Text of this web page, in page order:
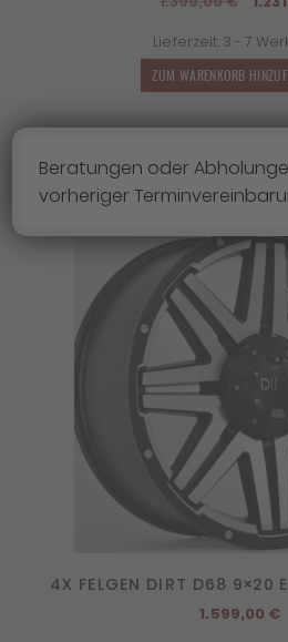
war:
Lieferzeit: 3 - 7
ZUM WARENKORB
4X FELGEN DIRT D68 9×20
1.599,00 €
Beratungen oder
vorheriger